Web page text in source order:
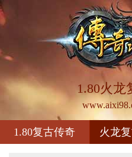
1.80火龙
1.80复古传奇 火龙